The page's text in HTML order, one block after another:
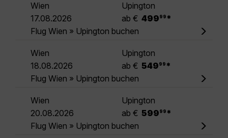
Wien
Upington
17.08.2026
ab € 499 99 *
Flug Wien » Upington buchen
Wien
Upington
18.08.2026
ab € 549 99 *
Flug Wien » Upington buchen
Wien
Upington
20.08.2026
ab € 599 99 *
Flug Wien » Upington buchen